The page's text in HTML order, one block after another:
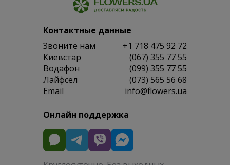
Контактные данные
Звоните нам
+1 718 475 92 72
Киевстар
(067) 355 77 55
Водафон
(099) 355 77 55
Лайфсел
(073) 565 56 68
Email
info@flowers.ua
Онлайн поддержка